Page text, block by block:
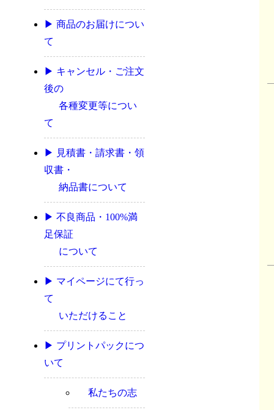
▶ 商品のお届けについ
て
▶ キャンセル・ご注文
後の
各種変更等につい
て
▶ 見積書・請求書・領
収書・
納品書について
▶ 不良商品・100%満
足保証
について
▶ マイページにて行っ
て
いただけること
▶ プリントパックにつ
いて
私たちの志